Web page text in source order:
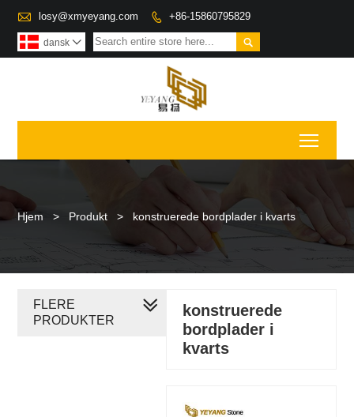
 losy@xmyeyang.com  +86-15860795829

dansk 
Hjem > Produkt > konstruerede bordplader i kvarts
konstruerede
bordplader i
kvarts
FLERE
PRODUKTER